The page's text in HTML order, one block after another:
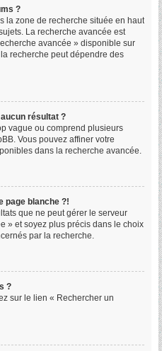
?
la zone de recherche située en haut
La recherche avancée est
avancée » disponible sur
recherche peut dépendre des
résultat ?
vague ou comprend plusieurs
Vous pouvez affiner votre
dans la recherche avancée.
page blanche ?!
que ne peut gérer le serveur
» et soyez plus précis dans le choix
par la recherche.
?
sur le lien « Rechercher un